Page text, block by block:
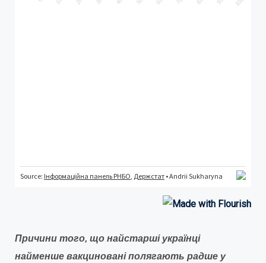
Причини того, що найстарші українці
найменше вакциновані полягають радше у